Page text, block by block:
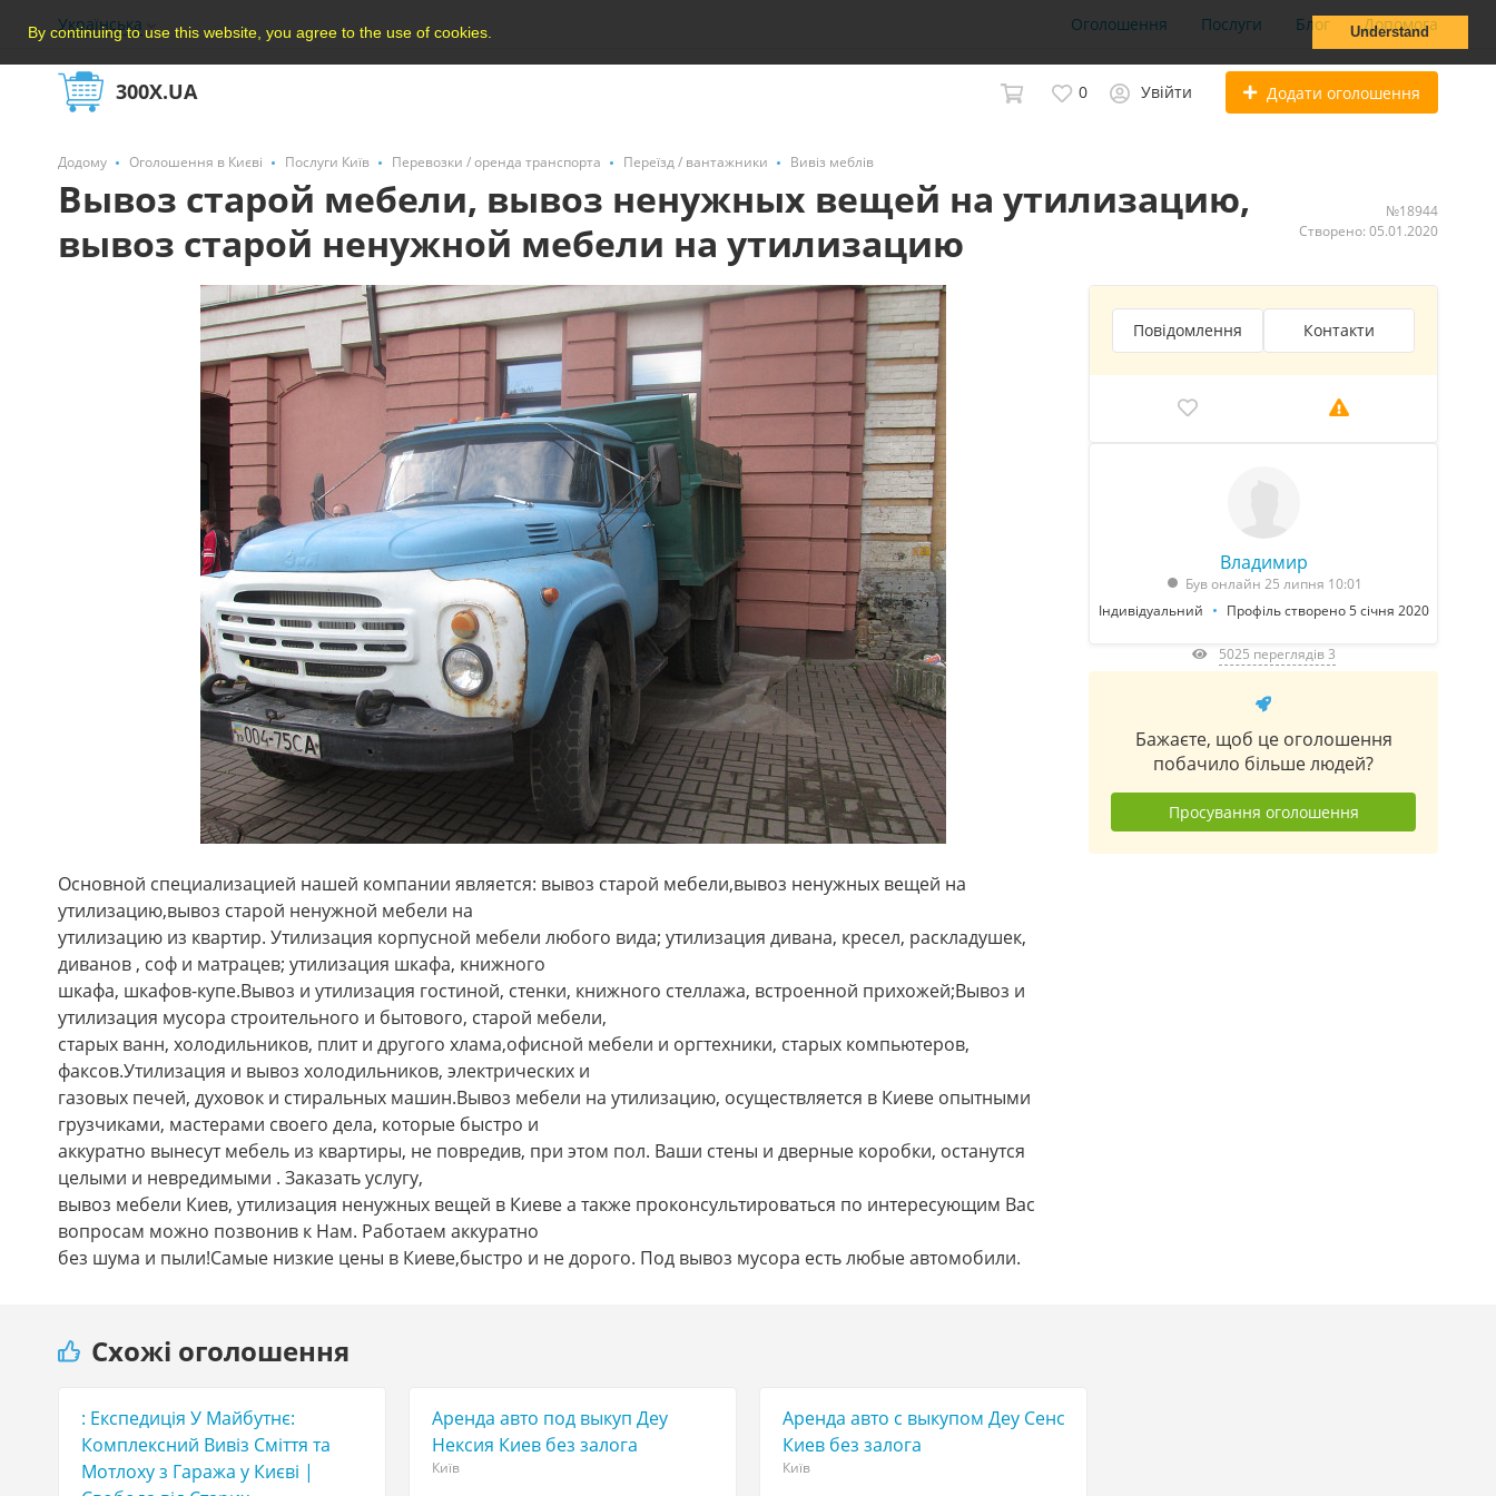
By continuing to use this website, you agree to the use of cookies. Understand
Українська Оголошення Послуги Блог Допомога
300X.UA 0 Увійти Додати оголошення
Додому Оголошення в Києві Послуги Київ Перевозки / оренда транспорта Переїзд / вантажники Вивіз меблів
Вывоз старой мебели, вывоз ненужных вещей на утилизацию,
вывоз старой ненужной мебели на утилизацию
№18944
Створено: 05.01.2020
Основной специализацией нашей компании является: вывоз старой мебели,вывоз ненужных вещей на
утилизацию,вывоз старой ненужной мебели на
утилизацию из квартир. Утилизация корпусной мебели любого вида; утилизация дивана, кресел, раскладушек,
диванов , соф и матрацев; утилизация шкафа, книжного
шкафа, шкафов-купе.Вывоз и утилизация гостиной, стенки, книжного стеллажа, встроенной прихожей;Вывоз и
утилизация мусора строительного и бытового, старой мебели,
старых ванн, холодильников, плит и другого хлама,офисной мебели и оргтехники, старых компьютеров,
факсов.Утилизация и вывоз холодильников, электрических и
газовых печей, духовок и стиральных машин.Вывоз мебели на утилизацию, осуществляется в Киеве опытными
грузчиками, мастерами своего дела, которые быстро и
аккуратно вынесут мебель из квартиры, не повредив, при этом пол. Ваши стены и дверные коробки, останутся
целыми и невредимыми . Заказать услугу,
вывоз мебели Киев, утилизация ненужных вещей в Киеве а также проконсультироваться по интересующим Вас
вопросам можно позвонив к Нам. Работаем аккуратно
без шума и пыли!Самые низкие цены в Киеве,быстро и не дорого. Под вывоз мусора есть любые автомобили.
Повідомлення Контакти
Владимир
Був онлайн 25 липня 10:01
Індивідуальний
Профіль створено 5 січня 2020
5025 переглядів 3
Бажаєте, щоб це оголошення
побачило більше людей?
Просування оголошення
Схожі оголошення
TOP
: Експедиція У Майбутнє:
Комплексний Вивіз Сміття та
Мотлоху з Гаража у Києві |
Аренда авто под выкуп Деу
Нексия Киев без залога
Київ
Аренда авто с выкупом Деу Сенс
Киев без залога
Київ